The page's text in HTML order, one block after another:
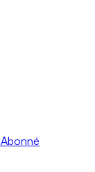
Abonné